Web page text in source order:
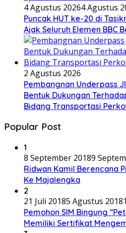
4 Agustus 20264 Agustus
Puncak HUT ke-20 di
Ajak Seluruh Elemen BBC
2 Agustus 2026
Pembangnan Underpass
Bentuk Dukungan
Bidang Transportasi
Popular Post
1
8 September 20189
Ridwan Kamil Berencana
Ke Majalengka
2
21 Juli 20185 Agustus 2018
Pemohon SIM Bingung
Memiliki Sertifikat